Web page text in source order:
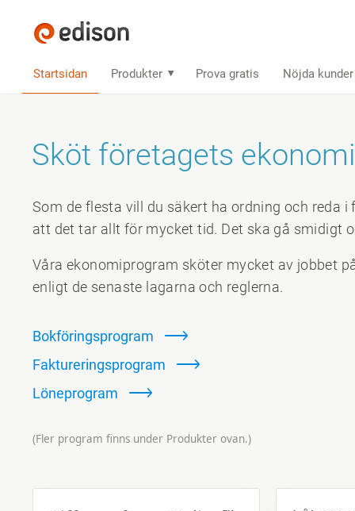
Startsidan Produkter Prova gratis Nöjda kunder
Sköt företagets
Som de flesta vill du säkert ha ordning och reda
att det tar allt för mycket tid. Det ska gå smidigt
Våra ekonomi­program sköter mycket av jobbet
enligt de senaste lagarna och reglerna.
Bokföringsprogram
Faktureringsprogram
Löneprogram
(Fler program finns under Produkter ovan.)